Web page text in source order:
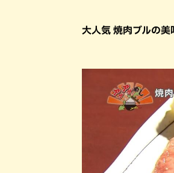
大人気 焼肉ブルの美